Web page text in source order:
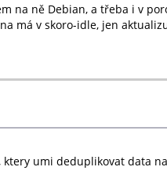
na ně Debian, a třeba i v
má v skoro-idle, jen
umi deduplikovat data